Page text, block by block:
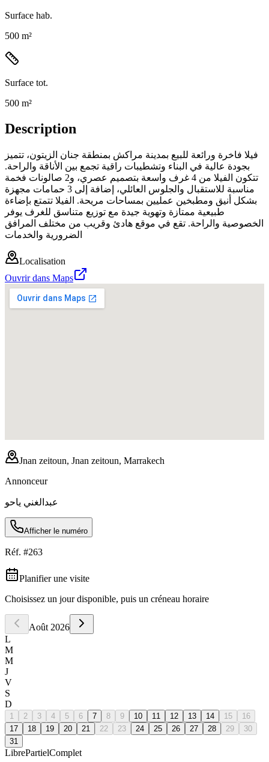
Surface hab.
500 m²
Surface tot.
500 m²
Description
فيلا فاخرة ورائعة للبيع بمدينة مراكش بمنطقة جنان الزيتون، تتميز
بجودة عالية في البناء وتشطيبات راقية تجمع بين الأناقة والراحة.
تتكون الفيلا من 4 غرف واسعة بتصميم عصري، و2 صالونات فخمة
مناسبة للاستقبال والجلوس العائلي، إضافة إلى 3 حمامات مجهزة
بشكل أنيق ومطبخين عمليين بمساحات مريحة. الفيلا تتمتع بإضاءة
طبيعية ممتازة وتهوية جيدة مع توزيع متناسق للغرف يوفر
الخصوصية والراحة. تقع في موقع هادئ وقريب من مختلف المرافق
الضرورية والخدمات
Localisation
Ouvrir dans Maps
Jnan zeitoun, Jnan zeitoun, Marrakech
Annonceur
عبدالغني ياحو
Afficher le numéro
Réf. #263
Planifier une visite
Choisissez un jour disponible, puis un créneau horaire
Août 2026
L
M
M
J
V
S
D
1 2 3 4 5 6 7 8 9 10 11 12 13 14 15
16
17
18 19 20 21 22 23 24 25 26 27 28 29
30
31
LibrePartielComplet